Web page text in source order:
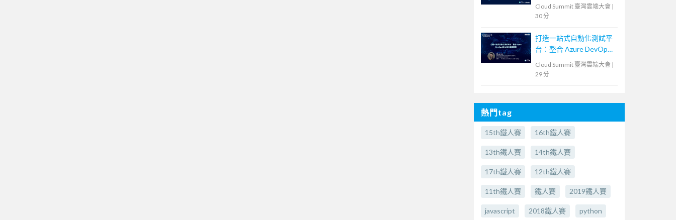
Cloud Summit 臺灣雲端大會 |
30 分
打造一站式自動化測試平
台：整合 Azure DevOps
與 AI 助力敏捷開發
Cloud Summit 臺灣雲端大會 |
29 分
熱門tag
15th鐵人賽 16th鐵人賽
13th鐵人賽 14th鐵人賽
17th鐵人賽 12th鐵人賽
11th鐵人賽 鐵人賽 2019鐵人賽
javascript 2018鐵人賽 python